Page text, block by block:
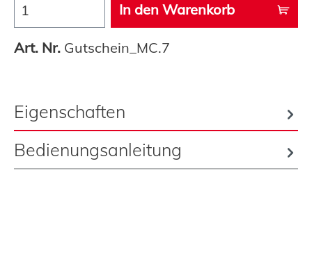
In den Warenkorb
Art. Nr. Gutschein_MC.7
Eigenschaften
Bedienungsanleitung